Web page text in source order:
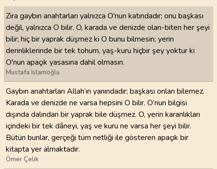
Zira gaybın anahtarları yalnızca O'nun katındadır; onu başkası
değil, yalnızca O bilir. O, karada ve denizde olan-biten her şeyi
bilir; hiç bir yaprak düşmez ki O bunu bilmesin; yerin
derinliklerinde bir tek tohum, yaş-kuru hiçbir şey yoktur ki
O'nun apaçık yasasına dahil olmasın.
Mustafa İslamoğlu
Gaybın anahtarları Allah’ın yanındadır; başkası onları bilemez.
Karada ve denizde ne varsa hepsini O bilir. O’nun bilgisi
dışında dalından bir yaprak bile düşmez. O, yerin karanlıkları
içindeki bir tek dâneyi, yaş ve kuru ne varsa her şeyi bilir.
Bütün bunlar, gerçeği tüm netliği ile gösteren apaçık bir
kitapta yer almaktadır.
Ömer Çelik